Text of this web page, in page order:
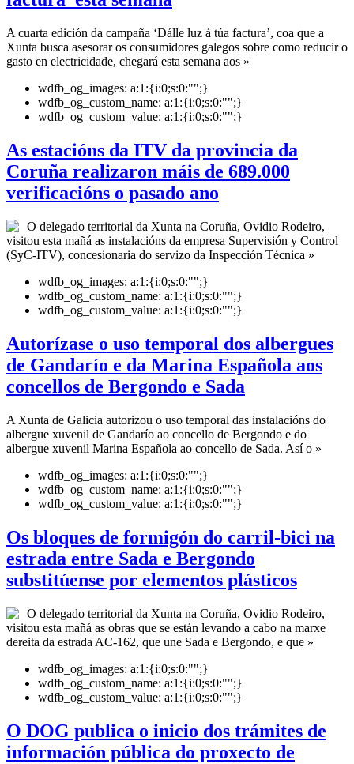
A cuarta edición da campaña ‘Dálle luz á túa factura’, coa que a
Xunta busca asesorar os consumidores galegos sobre como reducir o
gasto en electricidade, chegará esta semana aos »
wdfb_og_images: a:1:{i:0;s:0:"";}
wdfb_og_custom_name: a:1:{i:0;s:0:"";}
wdfb_og_custom_value: a:1:{i:0;s:0:"";}
As estacións da ITV da provincia da
Coruña realizaron máis de 689.000
verificacións o pasado ano
O delegado territorial da Xunta na Coruña, Ovidio Rodeiro,
visitou esta mañá as instalacións da empresa Supervisión y Control
(SyC-ITV), concesionaria do servizo da Inspección Técnica »
wdfb_og_images: a:1:{i:0;s:0:"";}
wdfb_og_custom_name: a:1:{i:0;s:0:"";}
wdfb_og_custom_value: a:1:{i:0;s:0:"";}
Autorízase o uso temporal dos albergues
de Gandarío e da Marina Española aos
concellos de Bergondo e Sada
A Xunta de Galicia autorizou o uso temporal das instalacións do
albergue xuvenil de Gandarío ao concello de Bergondo e do
albergue xuvenil Marina Española ao concello de Sada. Así o »
wdfb_og_images: a:1:{i:0;s:0:"";}
wdfb_og_custom_name: a:1:{i:0;s:0:"";}
wdfb_og_custom_value: a:1:{i:0;s:0:"";}
Os bloques de formigón do carril-bici na
estrada entre Sada e Bergondo
substitúense por elementos plásticos
O delegado territorial da Xunta na Coruña, Ovidio Rodeiro,
visitou esta mañá as obras que se están levando a cabo na marxe
dereita da estrada AC-162, que une Sada e Bergondo, e que »
wdfb_og_images: a:1:{i:0;s:0:"";}
wdfb_og_custom_name: a:1:{i:0;s:0:"";}
wdfb_og_custom_value: a:1:{i:0;s:0:"";}
O DOG publica o inicio dos trámites de
información pública do proxecto de